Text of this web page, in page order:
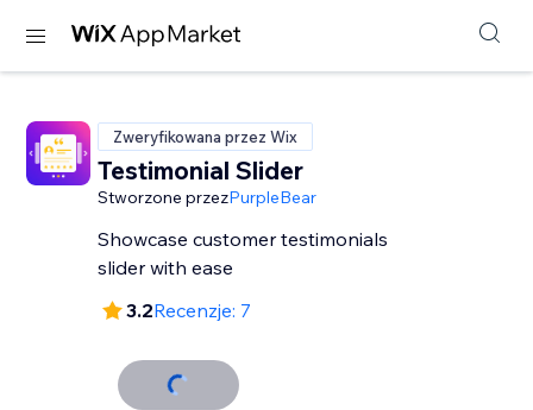
Zweryfikowana przez Wix
Testimonial Slider
Stworzone przezPurpleBear
Showcase customer testimonials
slider with ease
3.2Recenzje: 7